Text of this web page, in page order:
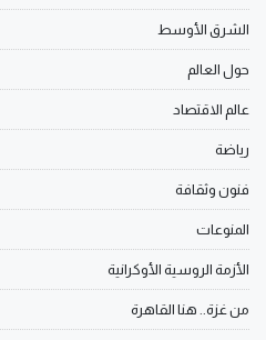
الشرق الأوسط
حول العالم
عالم الاقتصاد
رياضة
فنون وثقافة
المنوعات
الأزمة الروسية الأوكرانية
من غزة.. هنا القاهرة